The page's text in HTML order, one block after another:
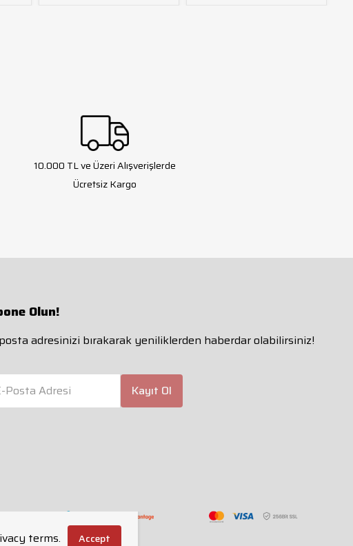
terms. Accept
10.000 TL ve Üzeri Alışverişlerde
Ücretsiz Kargo
Olun!
adresinizi bırakarak yeniliklerden haberdar olabilirsiniz!
Posta Adresi Kayıt Ol